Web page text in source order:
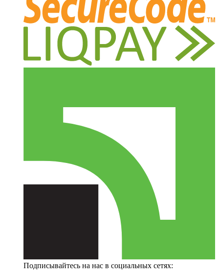
Подписывайтесь на нас в социальных сетях: